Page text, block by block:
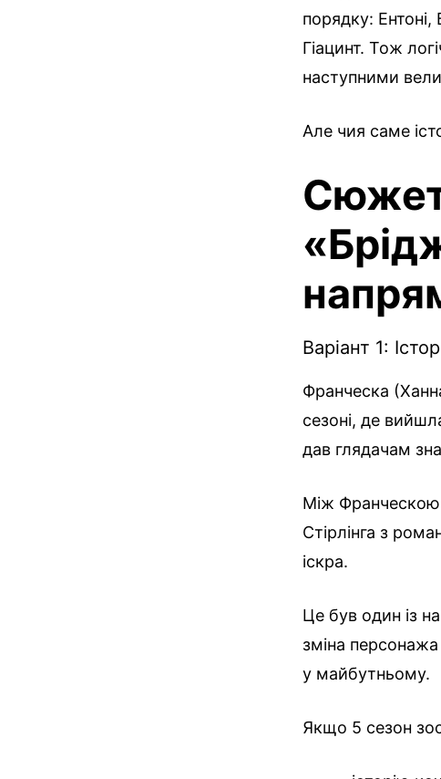
порядку: Ентоні,
Гіацинт. Тож
наступними
Але чия саме
Варіант 1:
Франческа
сезоні, де
дав глядачам
Між
Стірлінга з
іскра.
Це був один із
зміна
у майбутньому.
Якщо 5 сезон